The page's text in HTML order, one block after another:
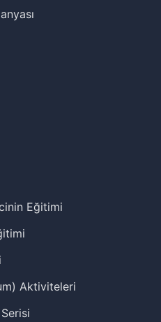
Eğitimi
Aktiviteleri